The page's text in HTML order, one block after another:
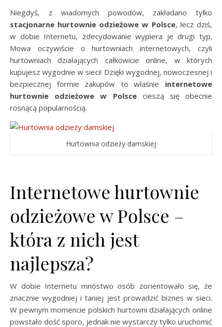
Niegdyś, z wiadomych powodów, zakładano tylko
stacjonarne hurtownie odzieżowe w Polsce, lecz dziś,
w dobie Internetu, zdecydowanie wypiera je drugi typ.
Mowa oczywiście o hurtowniach internetowych, czyli
hurtowniach działających całkowicie online, w których
kupujesz wygodnie w sieci! Dzięki wygodnej, nowoczesnej i
bezpiecznej formie zakupów to właśnie internetowe
hurtownie odzieżowe w Polscecieszą się obecnie
rosnącą popularnością.
Hurtownia odzieży damskiej
Internetowe hurtownie
odzieżowe w Polsce –
która z nich jest
najlepsza?
W dobie Internetu mnóstwo osób zorientowało się, że
znacznie wygodniej i taniej jest prowadzić biznes w sieci.
W pewnym momencie polskich hurtowni działających online
powstało dość sporo, jednak nie wystarczy tylko uruchomić